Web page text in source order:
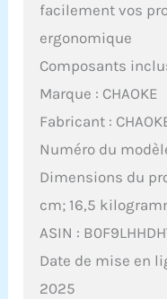
facilement vos
ergonomique
Composants
Marque : CHAOKE
Fabricant :
Numéro du
Dimensions du
cm; 16,5
ASIN :
Date de mise en
2025